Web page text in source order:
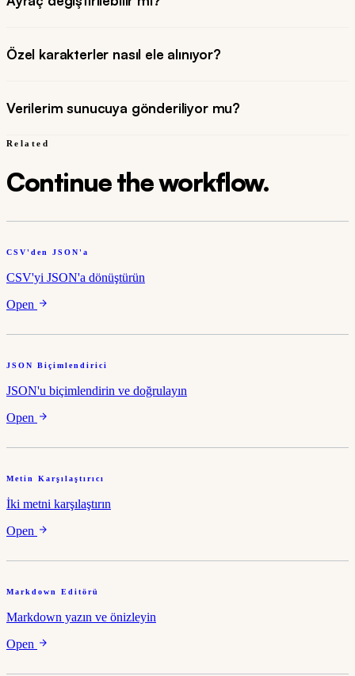
Özel karakterler nasıl ele alınıyor?
Verilerim sunucuya gönderiliyor mu?
Related
Continue the workflow.
CSV'den JSON'a
CSV'yi JSON'a dönüştürün
Open
JSON Biçimlendirici
JSON'u biçimlendirin ve doğrulayın
Open
Metin Karşılaştırıcı
İki metni karşılaştırın
Open
Markdown Editörü
Markdown yazın ve önizleyin
Open